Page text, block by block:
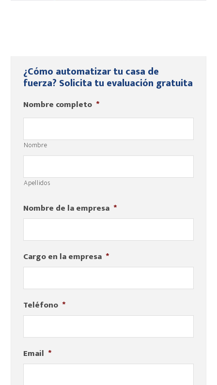
Barra
lateral
principal
¿Cómo automatizar tu casa de
fuerza? Solicita tu evaluación gratuita
Nombre completo *
Nombre
Apellidos
Nombre de la empresa *
Cargo en la empresa *
Teléfono *
Email *